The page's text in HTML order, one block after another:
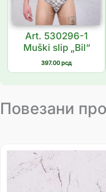
Art. 530296-1
Muški slip „Bil“
397.00рсд
Повезани